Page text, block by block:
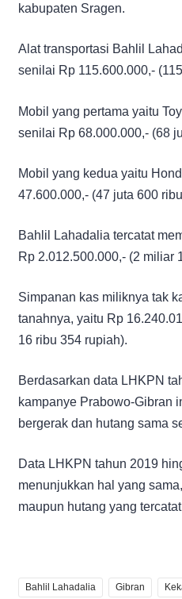
kabupaten Sragen.
Alat transportasi Bahlil
senilai Rp 115.600.000,-
Mobil yang pertama yaitu
senilai Rp 68.000.000,- (68
Mobil yang kedua yaitu
47.600.000,- (47 juta 600
Bahlil Lahadalia tercatat
Rp 2.012.500.000,- (2 miliar
Simpanan kas miliknya tak
tanahnya, yaitu Rp
16 ribu 354 rupiah).
Berdasarkan data LHKPN
kampanye Prabowo-Gibran
bergerak dan hutang sama
Data LHKPN tahun 2019
menunjukkan hal yang
maupun hutang yang
Bahlil Lahadalia Gibran